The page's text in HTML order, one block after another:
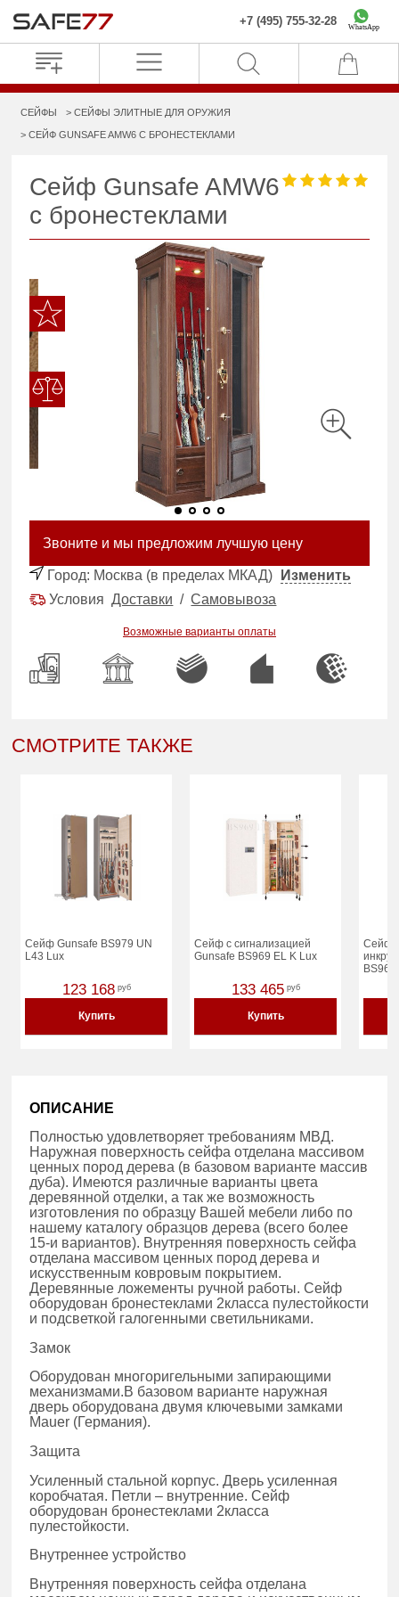
+7 (495) 755-32-28 WhatsApp
СЕЙФЫ СЕЙФЫ ЭЛИТНЫЕ ДЛЯ ОРУЖИЯ
СЕЙФ GUNSAFE AMW6 С БРОНЕСТЕКЛАМИ
Сейф Gunsafe AMW6
с бронестеклами
Звоните и мы предложим лучшую цену
Город: Москва (в пределах МКАД)
Изменить
УсловияДоставки /Самовывоза
Возможные варианты оплаты
СМОТРИТЕ ТАКЖЕ
Сейф Gunsafe BS979 UN
L43 Lux
123 168 руб
Купить
Сейф с сигнализацией
Gunsafe BS969 EL K Lux
133 465 руб
Купить
Сейф
ОПИСАНИЕ
Полностью удовлетворяет требованиям МВД.
Наружная поверхность сейфа отделана массивом
ценных пород дерева (в базовом варианте массив
дуба). Имеются различные варианты цвета
деревянной отделки, а так же возможность
изготовления по образцу Вашей мебели либо по
нашему каталогу образцов дерева (всего более
15-и вариантов). Внутренняя поверхность сейфа
отделана массивом ценных пород дерева и
искусственным ковровым покрытием.
Деревянные ложементы ручной работы. Сейф
оборудован бронестеклами 2класса пулестойкости
и подсветкой галогенными светильниками.
Замок
Оборудован многоригельными запирающими
механизмами.В базовом варианте наружная
дверь оборудована двумя ключевыми замками
Mauer (Германия).
Защита
Усиленный стальной корпус. Дверь усиленная
коробчатая. Петли – внутренние. Сейф
оборудован бронестеклами 2класса
пулестойкости.
Внутреннее устройство
Внутренняя поверхность сейфа отделана